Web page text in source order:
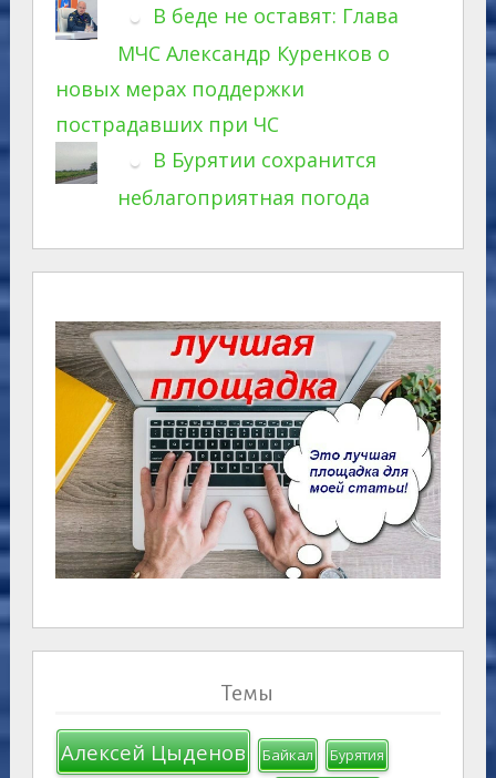
В беде не оставят: Глава
МЧС Александр Куренков о
новых мерах поддержки
пострадавших при ЧС
В Бурятии сохранится
неблагоприятная погода
Темы
Алексей Цыденов Байкал Бурятия